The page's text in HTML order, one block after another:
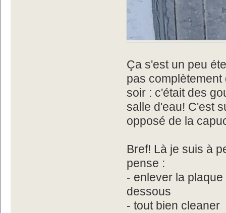
Ça s'est un peu
pas
soir : c'était des
salle d'eau! C'est
opposé de la
Bref! Là je suis à
pense :
- enlever la
dessous
- tout bien cleaner